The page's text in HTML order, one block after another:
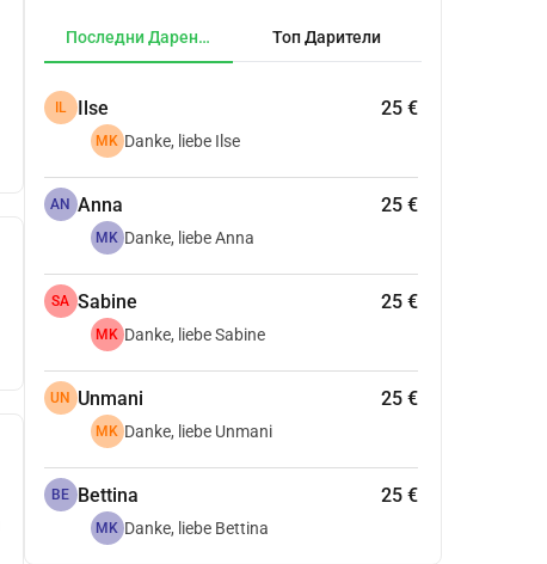
Последни Дарения Топ Дарители
IL Ilse 25 €
MK Danke, liebe Ilse
AN Anna 25 €
MK Danke, liebe Anna
SA Sabine 25 €
MK Danke, liebe Sabine
UN Unmani 25 €
MK Danke, liebe Unmani
BE Bettina 25 €
MK Danke, liebe Bettina